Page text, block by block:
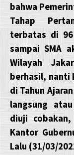
bahwa
Tahap
terbatas di
sampai SMA
Wilayah
berhasil, nanti
di Tahun
langsung
diuji
Kantor
Lalu (31/03/